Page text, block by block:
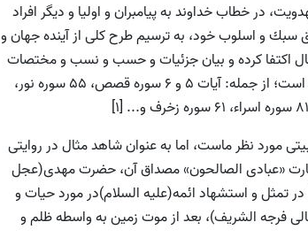
در خطاب خداوند به پيامبران و اوليا و ديگر افراد
و اسلوب خود، به ترسيم طرح كلى از آينده جهان و
اكتفا كرده و بيان جزئيات و حسب و نسب و مختصات
ياران را به احاديث اهل‌بيت (علیه السلام) و تبيين آنان سپرده است؛ از جمله: آيات 5 و 6 سوره قصص، 55 سوره نور،
مورد نظر ماست، اما به عنوان شاهد مثال در روايتى
سوره انبياء، در تفسير عبارت «عبادى الصالحون» مصداق آن، حضرت مهدى(عجل
فرجه الشریف) و اصحاب ايشان معرفى شده‌اند[2] يا در تمثل و استشهاد ائمه(علیه السلام)در مورد حيات و
فرجه الشریف)، بعد از موت زمين به واسطه ظلم و